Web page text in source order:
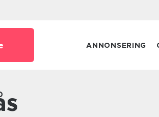
ANNONSERING